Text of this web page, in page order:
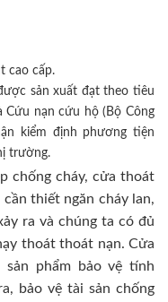
cao cấp.
sản xuất đạt theo tiêu
Cứu nạn cứu hộ (Bộ Công
kiểm định phương tiện
trường.
chống cháy, cửa thoát
thiết ngăn cháy lan,
ra và chúng ta có đủ
thoát thoát nạn. Cửa
sản phẩm bảo vệ tính
bảo vệ tài sản chống